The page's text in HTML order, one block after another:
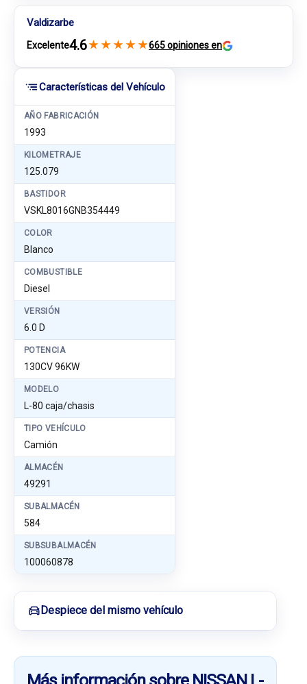
Características del Vehículo
AÑO FABRICACIÓN
1993
KILOMETRAJE
125.079
BASTIDOR
VSKL8016GNB354449
COLOR
Blanco
COMBUSTIBLE
Diesel
VERSIÓN
6.0 D
POTENCIA
130CV 96KW
MODELO
L-80 caja/chasis
TIPO VEHÍCULO
Camión
ALMACÉN
49291
SUBALMACÉN
584
SUBSUBALMACÉN
100060878
Valdizarbe
Excelente4.6★ ★ ★ ★ ★665 opiniones en
Despiece del mismo vehículo